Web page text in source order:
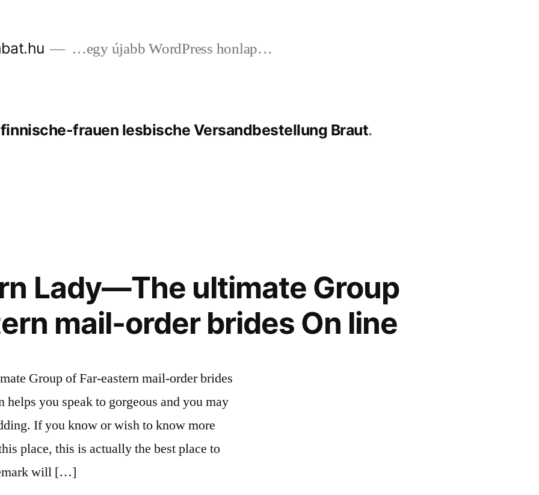
…egy újabb WordPress honlap…
frauen lesbische Versandbestellung Braut
Lady—The ultimate Group
mail-order brides On line
Group of Far-eastern mail-order brides
helps you speak to gorgeous and you may
If you know or wish to know more
place, this is actually the best place to
will […]